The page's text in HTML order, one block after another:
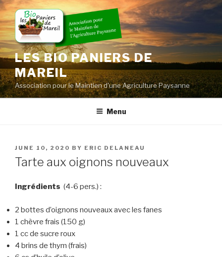
Skip
to
content
LES BIO PANIERS DE
MAREIL
Association pour le Maintien d'une Agriculture Paysanne
Menu
POSTED
ON
JUNE 10, 2020 BY ERIC DELANEAU
Tarte aux oignons nouveaux
Ingrédients (4-6 pers.) :
2 bottes d’oignons nouveaux avec les fanes
1 chèvre frais (150 g)
1 cc de sucre roux
4 brins de thym (frais)